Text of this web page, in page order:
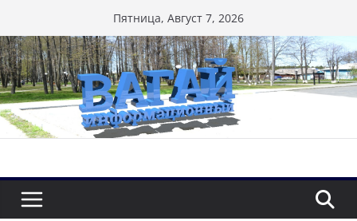
к
содержимому
Пятница, Август 7, 2026